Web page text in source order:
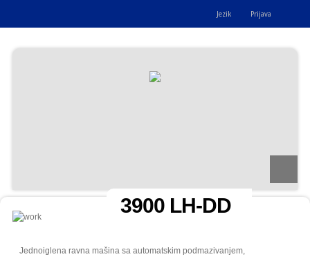
Jezik Prijava
3900 LH-DD
Jednoiglena ravna mašina sa automatskim podmazivanjem,